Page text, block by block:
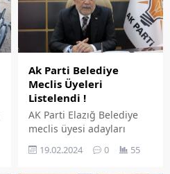
Ak Parti Belediye
Meclis Üyeleri
Listelendi !
AK Parti Elazığ Belediye
meclis üyesi adayları
açıklandı.
19.02.2024 0 55